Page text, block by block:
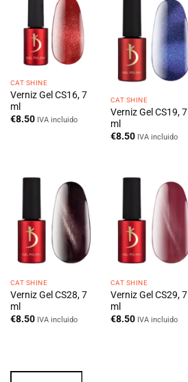
CAT SHINE
Verniz Gel CS16, 7
ml
€8.50 IVA incluido
CAT SHINE
Verniz Gel CS19, 7
ml
€8.50 IVA incluido
CAT SHINE
Verniz Gel CS28, 7
ml
€8.50 IVA incluido
CAT SHINE
Verniz Gel CS29, 7
ml
€8.50 IVA incluido